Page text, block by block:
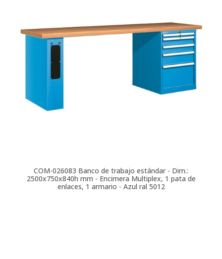
COM-026083 Banco de trabajo estándar - Dim.:
2500x750x840h mm - Encimera Multiplex, 1 pata de
enlaces, 1 armario - Azul ral 5012